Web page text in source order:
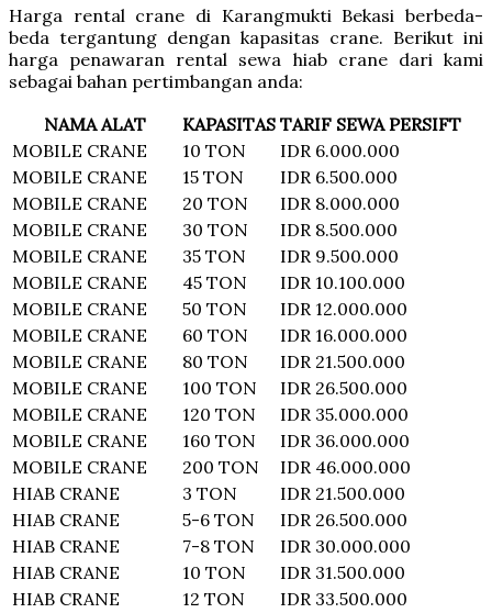
Harga rental crane di Karangmukti Bekasi berbeda-
beda tergantung dengan kapasitas crane. Berikut ini
harga penawaran rental sewa hiab crane dari kami
sebagai bahan pertimbangan anda:
NAMA ALAT
KAPASITAS TARIF SEWA PERSIFT
MOBILE CRANE
10 TON
IDR 6.000.000
MOBILE CRANE
15 TON
IDR 6.500.000
MOBILE CRANE
20 TON
IDR 8.000.000
MOBILE CRANE
30 TON
IDR 8.500.000
MOBILE CRANE
35 TON
IDR 9.500.000
MOBILE CRANE
45 TON
IDR 10.100.000
MOBILE CRANE
50 TON
IDR 12.000.000
MOBILE CRANE
60 TON
IDR 16.000.000
MOBILE CRANE
80 TON
IDR 21.500.000
MOBILE CRANE
100 TON
IDR 26.500.000
MOBILE CRANE
120 TON
IDR 35.000.000
MOBILE CRANE
160 TON
IDR 36.000.000
MOBILE CRANE
200 TON
IDR 46.000.000
HIAB CRANE
3 TON
IDR 21.500.000
HIAB CRANE
5-6 TON
IDR 26.500.000
HIAB CRANE
7-8 TON
IDR 30.000.000
HIAB CRANE
10 TON
IDR 31.500.000
HIAB CRANE
12 TON
IDR 33.500.000